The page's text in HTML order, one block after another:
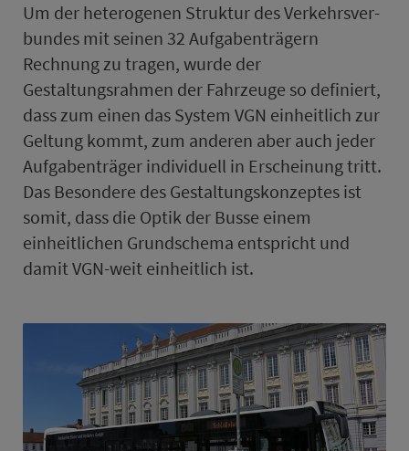
Um der heterogenen Struktur des Ver­kehrs­ver­
bundes mit seinen 32 Auf­ga­ben­trägern
Rechnung zu tragen, wurde der
Gestaltungsrahmen der Fahr­zeuge so definiert,
dass zum einen das System VGN einheitlich zur
Geltung kommt, zum anderen aber auch jeder
Auf­ga­ben­träger in­di­vi­du­ell in Erscheinung tritt.
Das Besondere des Gestaltungskonzeptes ist
somit, dass die Optik der Busse einem
einheitlichen Grundschema entspricht und
damit VGN-weit einheitlich ist.